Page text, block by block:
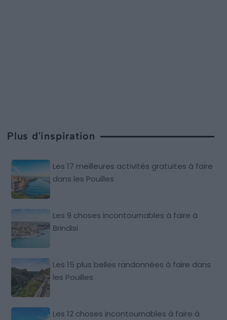
Plus d'inspiration
Les 17 meilleures activités gratuites à faire
dans les Pouilles
Les 9 choses incontournables à faire à
Brindisi
Les 15 plus belles randonnées à faire dans
les Pouilles
Les 12 choses incontournables à faire à